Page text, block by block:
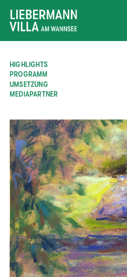
HIGHLIGHTS
PROGRAMM
UMSETZUNG
MEDIAPARTNER